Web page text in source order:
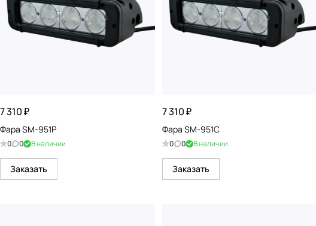
7 310 ₽
Фара SM-951P
0 0 В наличии
Заказать
7 310 ₽
Фара SM-951C
0 0 В наличии
Заказать